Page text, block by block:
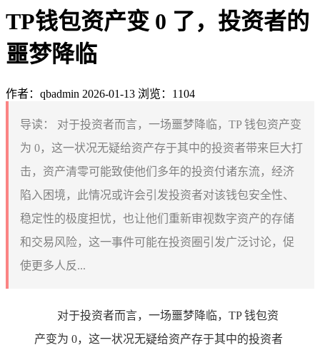
TP钱包资产变 0 了，投资者的
噩梦降临
作者：qbadmin 2026-01-13 浏览：1104
导读：
对于投资者而言，一场噩梦降临，TP 钱包资产变
为 0，这一状况无疑给资产存于其中的投资者带来巨大打
击，资产清零可能致使他们多年的投资付诸东流，经济
陷入困境，此情况或许会引发投资者对该钱包安全性、
稳定性的极度担忧，也让他们重新审视数字资产的存储
和交易风险，这一事件可能在投资圈引发广泛讨论，促
使更多人反...
对于投资者而言，一场噩梦降临，TP 钱包资
产变为 0，这一状况无疑给资产存于其中的投资者